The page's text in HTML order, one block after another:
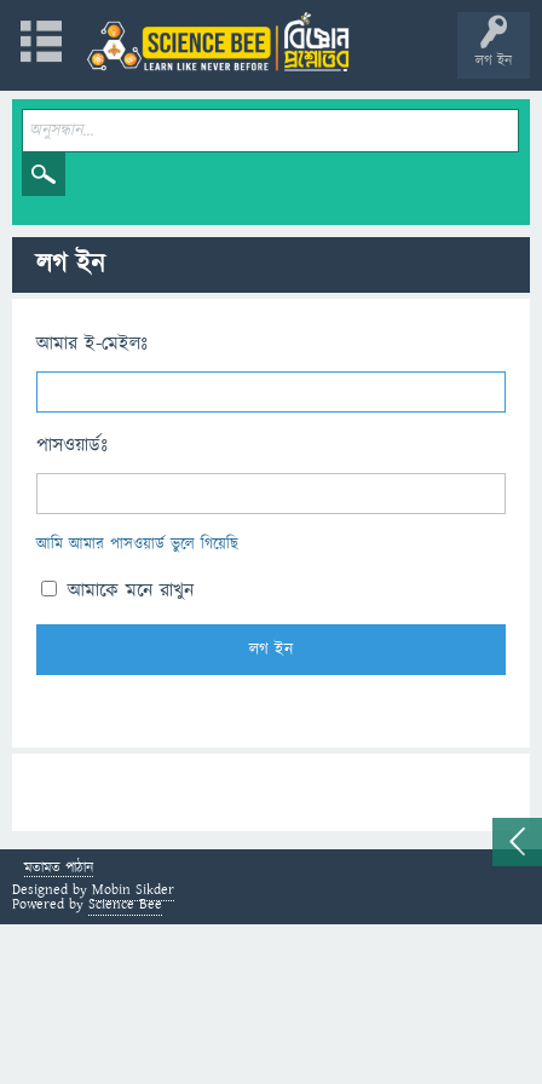
লগ ইন
লগ ইন
আমার ই-মেইলঃ
পাসওয়ার্ডঃ
আমি আমার পাসওয়ার্ড ভুলে গিয়েছি
আমাকে মনে রাখুন
মতামত পাঠান
Designed by Mobin Sikder
Powered by Science Bee